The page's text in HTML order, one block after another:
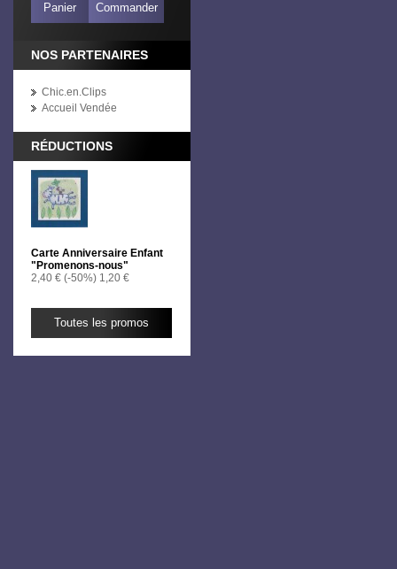
Panier Commander
NOS PARTENAIRES
Chic.en.Clips
Accueil Vendée
RÉDUCTIONS
Carte Anniversaire Enfant
"Promenons-nous"
2,40 € (-50%) 1,20 €
Toutes les promos